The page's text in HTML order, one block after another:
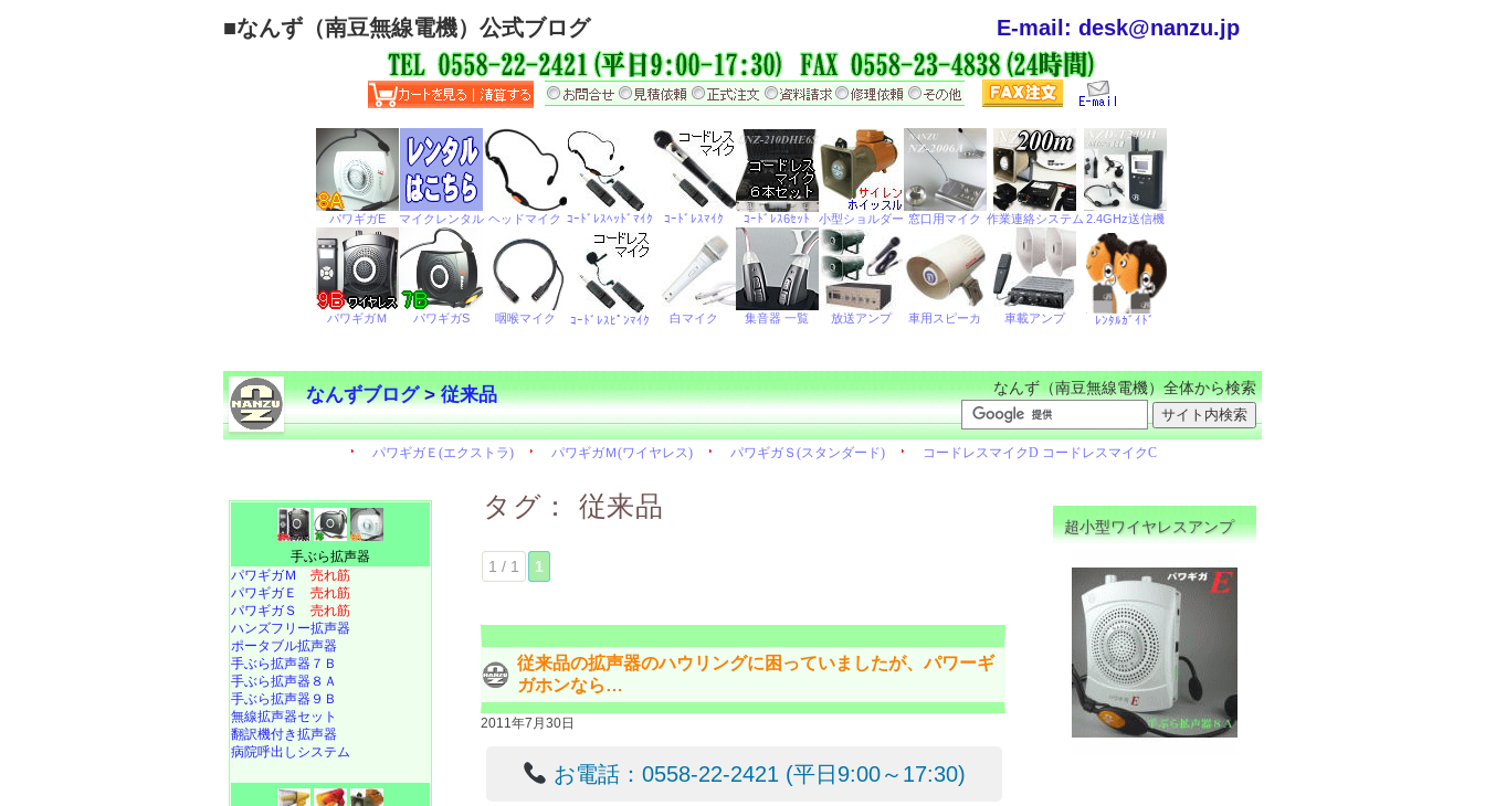
■なんず（南豆無線電機）公式ブログ E-mail: desk@nanzu.jp
なんずブログ>従来品 なんず（南豆無線電機）全体から検索
タグ： 従来品
1 / 1 1
従来品の拡声器のハウリングに困っていましたが、パワーギ
ガホンなら…
2011年7月30日
お電話：0558-22-2421 (平日9:00～17:30)
手ぶら拡声器
パワギガＭ 売れ筋
パワギガＥ 売れ筋
パワギガＳ 売れ筋
ハンズフリー拡声器
ポータブル拡声器
手ぶら拡声器７Ｂ
手ぶら拡声器８Ａ
手ぶら拡声器９Ｂ
無線拡声器セット
翻訳機付き拡声器
病院呼出しシステム
超小型ワイヤレスアンプ